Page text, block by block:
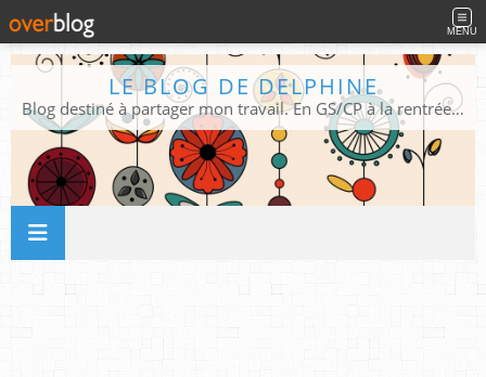
MENU
LE BLOG DE DELPHINE
Blog destiné à partager mon travail. En GS/CP à la rentrée 2026/2027 !